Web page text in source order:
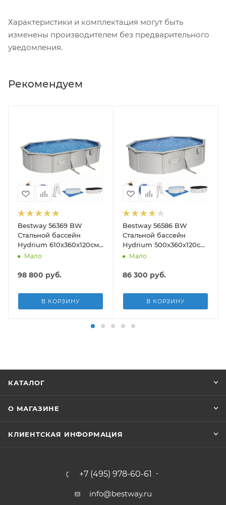
Характеристики и комплектация могут быть
изменены производителем без предварительного
уведомления.
Рекомендуем
Bestway 56369 BW
Стальной бассейн
Hydrium 610х360х120см,
19929л, песч.фил.-нас
подст.
Мало
98 800 руб.
В КОРЗИНУ
Bestway 56586 BW
Стальной бассейн
Hydrium 500х360х120см,
16296л, песч.фил.-нас
подст, попл.-доз
Мало
86 300 руб.
В КОРЗИНУ
КАТАЛОГ
О МАГАЗИНЕ
КЛИЕНТСКАЯ ИНФОРМАЦИЯ
+7 (495) 978-60-61
info@bestway.ru